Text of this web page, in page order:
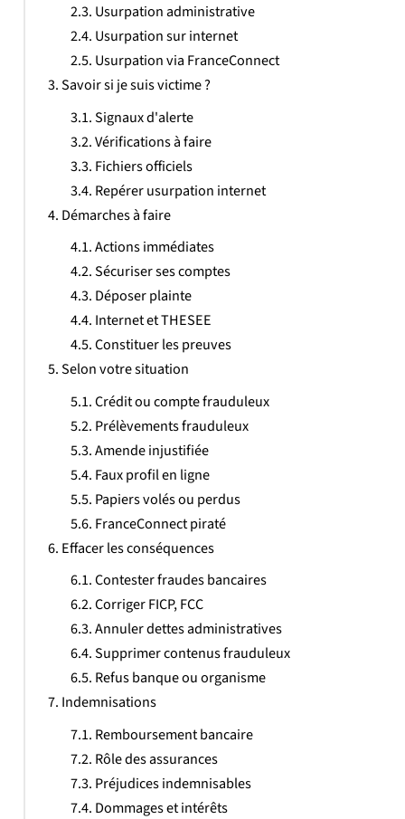
Usurpation administrative
Usurpation sur internet
Usurpation via FranceConnect
Savoir si je suis victime ?
Signaux d'alerte
Vérifications à faire
Fichiers officiels
Repérer usurpation internet
Démarches à faire
Actions immédiates
Sécuriser ses comptes
Déposer plainte
Internet et THESEE
Constituer les preuves
Selon votre situation
Crédit ou compte frauduleux
Prélèvements frauduleux
Amende injustifiée
Faux profil en ligne
Papiers volés ou perdus
FranceConnect piraté
Effacer les conséquences
Contester fraudes bancaires
Corriger FICP, FCC
Annuler dettes administratives
Supprimer contenus frauduleux
Refus banque ou organisme
Indemnisations
Remboursement bancaire
Rôle des assurances
Préjudices indemnisables
Dommages et intérêts